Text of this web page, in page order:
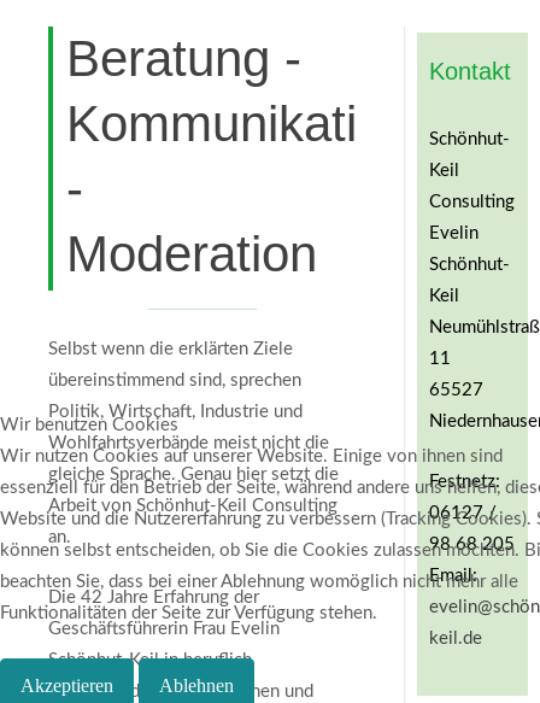
Kontakt
Schönhut-
Keil
Consulting
Evelin
Schönhut-
Keil
11
65527
Festnetz:
06127 /
98 68 205
Email:
keil.de
Beratung -
Kommunikation
-
Moderation
Selbst wenn die erklärten Ziele
übereinstimmend sind, sprechen
Politik, Wirtschaft, Industrie und
Wohlfahrtsverbände meist nicht die
gleiche Sprache. Genau hier setzt die
Arbeit von Schönhut-Keil Consulting
an.
Die 42 Jahre Erfahrung der
Geschäftsführerin Frau Evelin
Schönhut-Keil in beruflich
unterschiedlichen Funktionen und
Wir benutzen Cookies
Wir nutzen Cookies auf unserer Website. Einige von ihnen sind
essenziell für den Betrieb der Seite, während andere uns helfen,
Website und die Nutzererfahrung zu verbessern (Tracking Cookies).
können selbst entscheiden, ob Sie die Cookies zulassen möchten.
beachten Sie, dass bei einer Ablehnung womöglich nicht mehr alle
Funktionalitäten der Seite zur Verfügung stehen.
Akzeptieren Ablehnen